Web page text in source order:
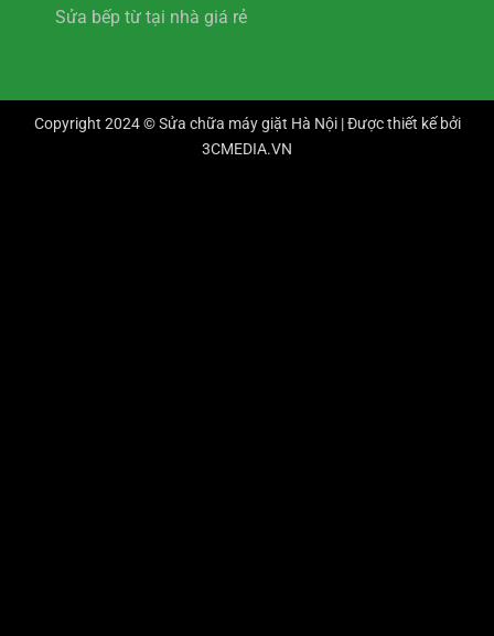
Sửa bếp từ tại nhà giá rẻ
Copyright 2024 © Sửa chữa máy giặt Hà Nội | Được thiết kế bởi
3CMEDIA.VN